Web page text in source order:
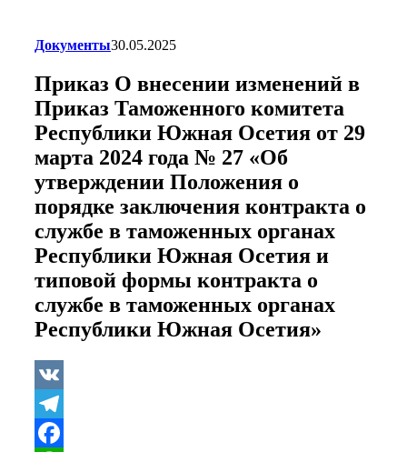
Документы30.05.2025
Приказ О внесении изменений в
Приказ Таможенного комитета
Республики Южная Осетия от 29
марта 2024 года № 27 «Об
утверждении Положения о
порядке заключения контракта о
службе в таможенных органах
Республики Южная Осетия и
типовой формы контракта о
службе в таможенных органах
Республики Южная Осетия»
VK
Telegram